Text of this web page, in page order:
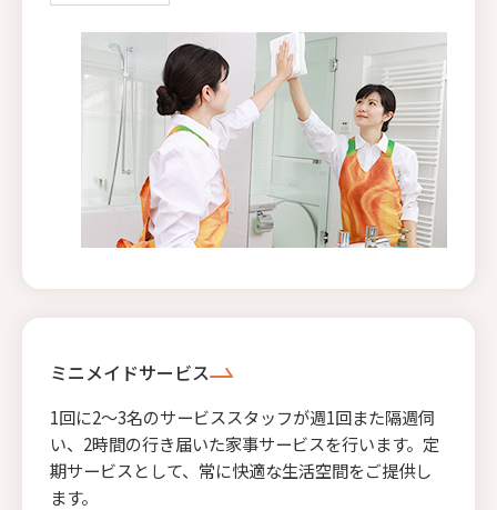
ミニメイドサービス
1回に2〜3名のサービススタッフが週1回また隔週伺
い、2時間の行き届いた家事サービスを行います。定
期サービスとして、常に快適な生活空間をご提供し
ます。